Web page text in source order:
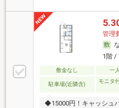
管理
1階 /
敷金なし 一
駐車場(近隣含)
モニタ
◆15000円！キャッシュ